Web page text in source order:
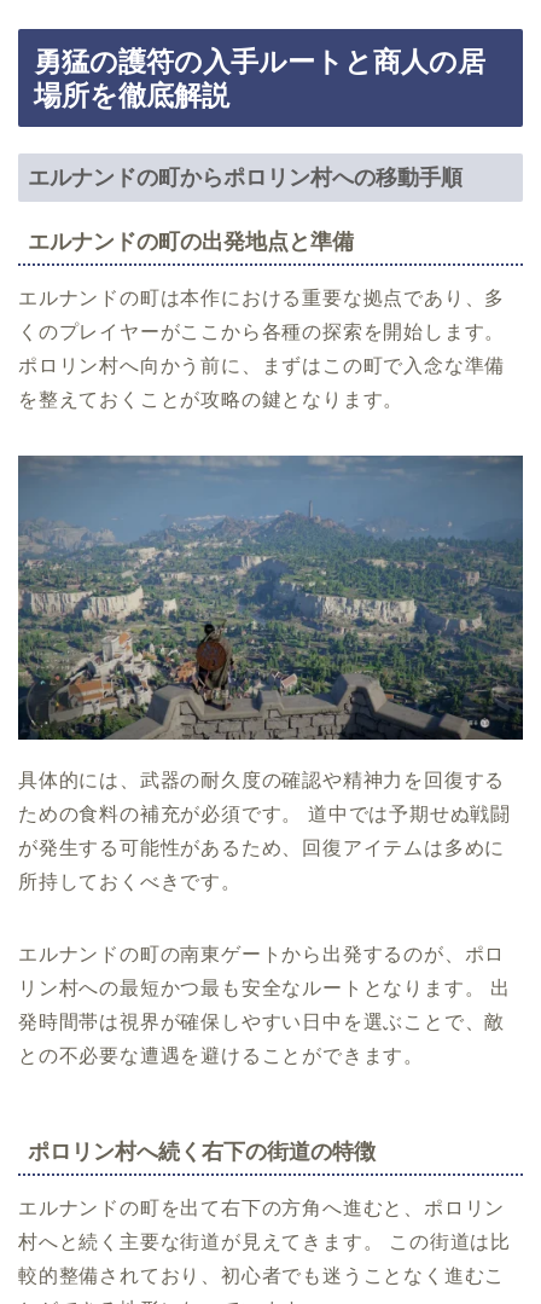
勇猛の護符の入手ルートと商人の居
場所を徹底解説
エルナンドの町からポロリン村への移動手順
エルナンドの町の出発地点と準備
エルナンドの町は本作における重要な拠点であり、多
くのプレイヤーがここから各種の探索を開始します。
ポロリン村へ向かう前に、まずはこの町で入念な準備
を整えておくことが攻略の鍵となります。
具体的には、武器の耐久度の確認や精神力を回復する
ための食料の補充が必須です。 道中では予期せぬ戦闘
が発生する可能性があるため、回復アイテムは多めに
所持しておくべきです。
エルナンドの町の南東ゲートから出発するのが、ポロ
リン村への最短かつ最も安全なルートとなります。 出
発時間帯は視界が確保しやすい日中を選ぶことで、敵
との不必要な遭遇を避けることができます。
ポロリン村へ続く右下の街道の特徴
エルナンドの町を出て右下の方角へ進むと、ポロリン
村へと続く主要な街道が見えてきます。 この街道は比
較的整備されており、初心者でも迷うことなく進むこ